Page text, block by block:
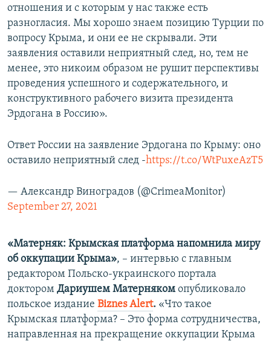
отношения и с которым у нас также есть
разногласия. Мы хорошо знаем позицию Турции по
вопросу Крыма, и они ее не скрывали. Эти
заявления оставили неприятный след, но, тем не
менее, это никоим образом не рушит перспективы
проведения успешного и содержательного, и
конструктивного рабочего визита президента
Эрдогана в Россию».
Ответ России на заявление Эрдогана по Крыму: оно
оставило неприятный след -https://t.co/WtPuxeAzT5
— Александр Виноградов (@CrimeaMonitor)
September 27, 2021
«Матерняк: Крымская платформа напомнила миру
об оккупации Крыма», – интервью с главным
редактором Польско-украинского портала
доктором Дариушем Матерняком опубликовало
польское издание Вiznes Аlert. «Что такое
Крымская платформа? – Это форма сотрудничества,
направленная на прекращение оккупации Крыма